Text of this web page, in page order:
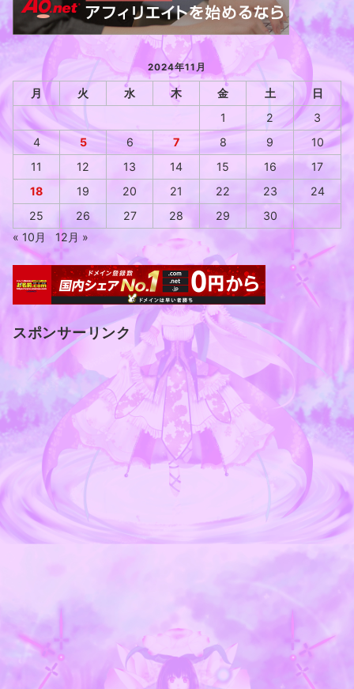
2024年11月
月 火 水 木 金 土
日
1
2
3
4
5 6 7 8 9
10
11
12 13 14 15 16
17
18
19 20 21 22 23
24
25
26 27 28 29
30
« 10月
12月 »
スポンサーリンク